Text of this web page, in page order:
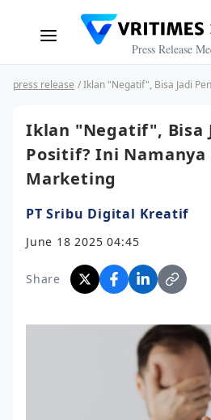
Press Release
press release
Iklan "Negatif", Bisa
Positif? Ini
Marketing
PT Sribu Digital Kreatif
June 18 2025 04:45
Share